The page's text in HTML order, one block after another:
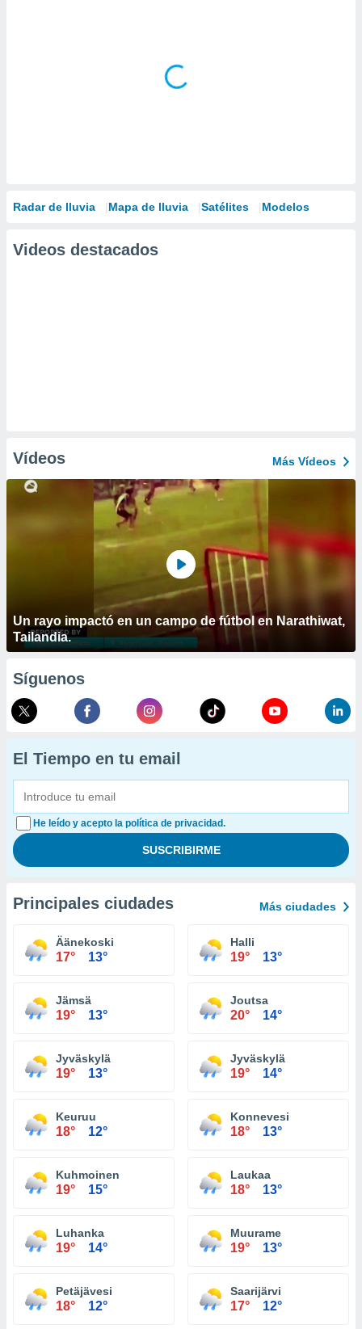
Radar de lluvia Mapa de lluvia Satélites Modelos
Videos destacados
Vídeos Más Vídeos
Un rayo impactó en un campo de fútbol en Narathiwat,
Tailandia.
Síguenos
El Tiempo en tu email
He leído y acepto la política de privacidad.
Principales ciudades Más ciudades
Äänekoski
17° 13°
Halli
19° 13°
Jämsä
19° 13°
Joutsa
20° 14°
Jyväskylä
19° 13°
Jyväskylä
19° 14°
Keuruu
18° 12°
Konnevesi
18° 13°
Kuhmoinen
19° 15°
Laukaa
18° 13°
Luhanka
19° 14°
Muurame
19° 13°
Petäjävesi
18° 12°
Saarijärvi
17° 12°